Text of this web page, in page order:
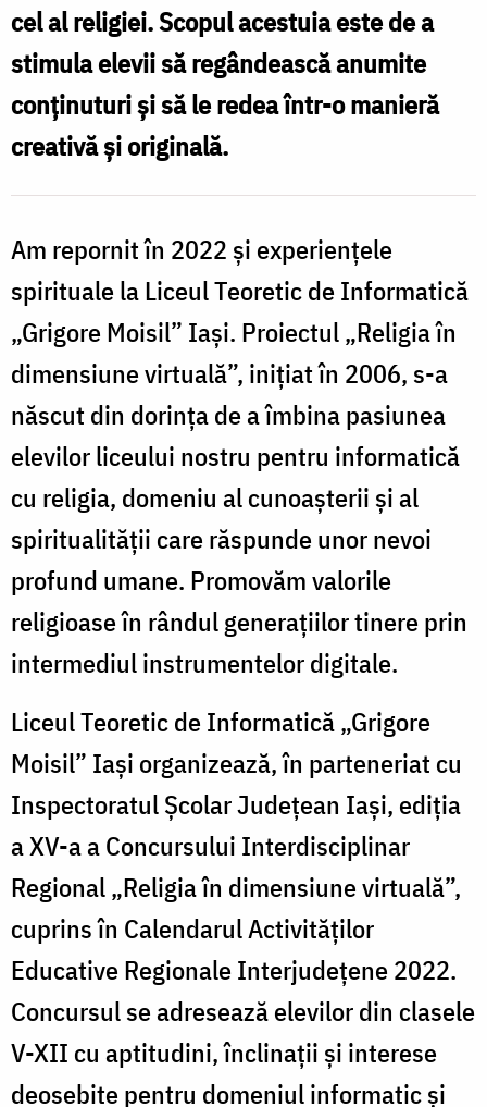
cel al religiei. Scopul acestuia este de a
stimula elevii să regândească anumite
conţinuturi şi să le redea într-o manieră
creativă şi originală.
Am repornit în 2022 și experiențele
spirituale la Liceul Teoretic de Informatică
„Grigore Moisil” Iași. Proiectul „Religia în
dimensiune virtuală”, inițiat în 2006, s-a
născut din dorința de a îmbina pasiunea
elevilor liceului nostru pentru informatică
cu religia, domeniu al cunoașterii şi al
spiritualităţii care răspunde unor nevoi
profund umane. Promovăm valorile
religioase în rândul generațiilor tinere prin
intermediul instrumentelor digitale.
Liceul Teoretic de Informatică „Grigore
Moisil” Iași organizează, în parteneriat cu
Inspectoratul Școlar Județean Iași, ediția
a XV-a a Concursului Interdisciplinar
Regional „Religia în dimensiune virtuală”,
cuprins în Calendarul Activităților
Educative Regionale Interjudețene 2022.
Concursul se adresează elevilor din clasele
V-XII cu aptitudini, înclinaţii şi interese
deosebite pentru domeniul informatic şi